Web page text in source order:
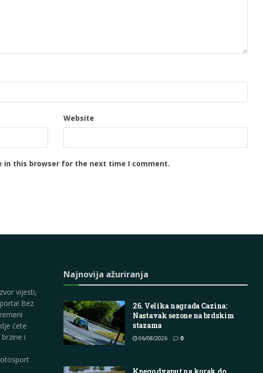
Website
in this browser for the next time I comment.
vijesti,
Bez
ćete
i
Najnovija ažuriranja
26. Velika nagrada Cazina:
Nastavak sezone na brdskim
stazama
06/08/2026 0